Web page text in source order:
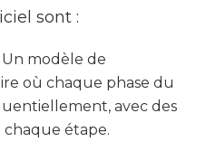
sont :
Un modèle de
où chaque phase du
avec des
chaque étape.